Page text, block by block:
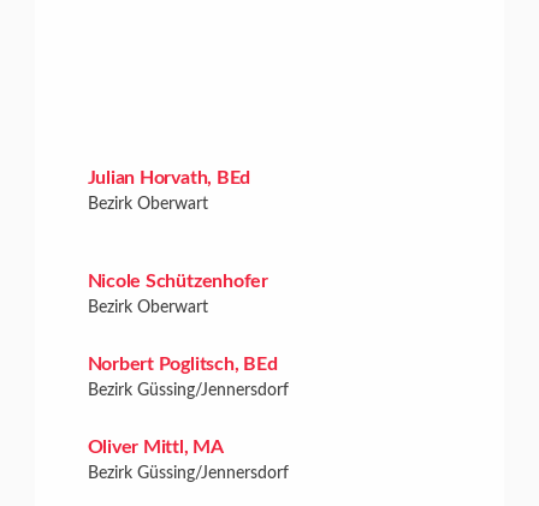
Julian Horvath, BEd
Bezirk Oberwart
Nicole Schützenhofer
Bezirk Oberwart
Norbert Poglitsch, BEd
Bezirk Güssing/Jennersdorf
Oliver Mittl, MA
Bezirk Güssing/Jennersdorf